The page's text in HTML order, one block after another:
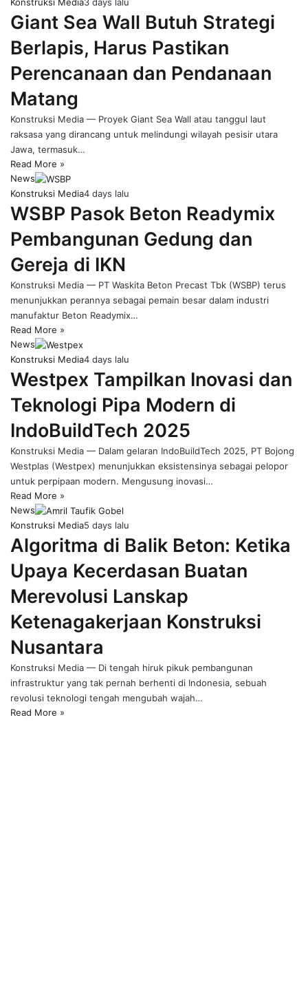
Konstruksi Media3 days lalu
Giant Sea Wall Butuh Strategi
Berlapis, Harus Pastikan
Perencanaan dan Pendanaan
Matang
Konstruksi Media — Proyek Giant Sea Wall atau tanggul laut
raksasa yang dirancang untuk melindungi wilayah pesisir utara
Jawa, termasuk…
Read More »
News
Konstruksi Media4 days lalu
WSBP Pasok Beton Readymix
Pembangunan Gedung dan
Gereja di IKN
Konstruksi Media — PT Waskita Beton Precast Tbk (WSBP) terus
menunjukkan perannya sebagai pemain besar dalam industri
manufaktur Beton Readymix…
Read More »
News
Konstruksi Media4 days lalu
Westpex Tampilkan Inovasi dan
Teknologi Pipa Modern di
IndoBuildTech 2025
Konstruksi Media — Dalam gelaran IndoBuildTech 2025, PT Bojong
Westplas (Westpex) menunjukkan eksistensinya sebagai pelopor
untuk perpipaan modern. Mengusung inovasi…
Read More »
News
Konstruksi Media5 days lalu
Algoritma di Balik Beton: Ketika
Upaya Kecerdasan Buatan
Merevolusi Lanskap
Ketenagakerjaan Konstruksi
Nusantara
Konstruksi Media — Di tengah hiruk pikuk pembangunan
infrastruktur yang tak pernah berhenti di Indonesia, sebuah
revolusi teknologi tengah mengubah wajah…
Read More »